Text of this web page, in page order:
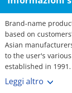
Brand-name
based on
Asian
to the user's
established in
over 3,000
lead-times.
Leggi altro